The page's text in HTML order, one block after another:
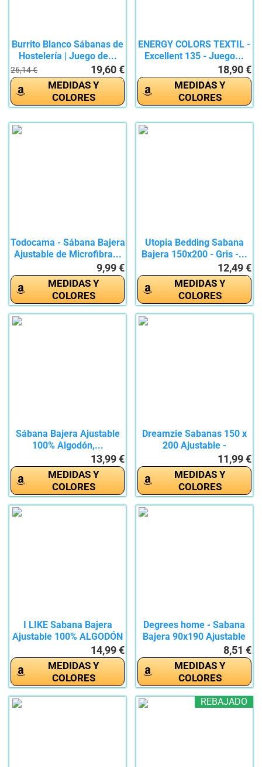
Burrito Blanco Sábanas de
Hostelería | Juego de...
26,14 € 19,60 €
MEDIDAS Y
COLORES
ENERGY COLORS TEXTIL -
Excellent 135 - Juego...
18,90 €
MEDIDAS Y
COLORES
Todocama - Sábana Bajera
Ajustable de Microfibra...
9,99 €
MEDIDAS Y
COLORES
Utopia Bedding Sabana
Bajera 150x200 - Gris -...
12,49 €
MEDIDAS Y
COLORES
Sábana Bajera Ajustable
100% Algodón,...
13,99 €
MEDIDAS Y
COLORES
Dreamzie Sabanas 150 x
200 Ajustable -
Microfibra...11,99 €
MEDIDAS Y
COLORES
I LIKE Sabana Bajera
Ajustable 100% ALGODÓN
14,99 €
MEDIDAS Y
COLORES
Degrees home - Sabana
Bajera 90x190 Ajustable
8,51 €
MEDIDAS Y
COLORES
REBAJADO